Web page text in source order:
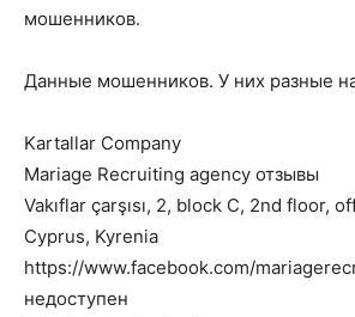
мошенников.
Данные мошенников. У них разные
Kartallar Company
Mariage Recruiting agency отзывы
Vakıflar çarşısı, 2, block C, 2nd floor,
Cyprus, Kyrenia
https://www.facebook.com/
недоступен